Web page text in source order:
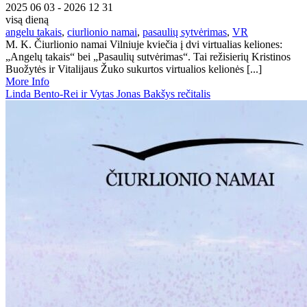
2025 06 03 - 2026 12 31
visą dieną
angelu takais, ciurlionio namai, pasaulių sytvėrimas, VR
M. K. Čiurlionio namai Vilniuje kviečia į dvi virtualias keliones:
„Angelų takais“ bei „Pasaulių sutvėrimas“. Tai režisierių Kristinos
Buožytės ir Vitalijaus Žuko sukurtos virtualios kelionės [...]
More Info
Linda Bento-Rei ir Vytas Jonas Bakšys rečitalis